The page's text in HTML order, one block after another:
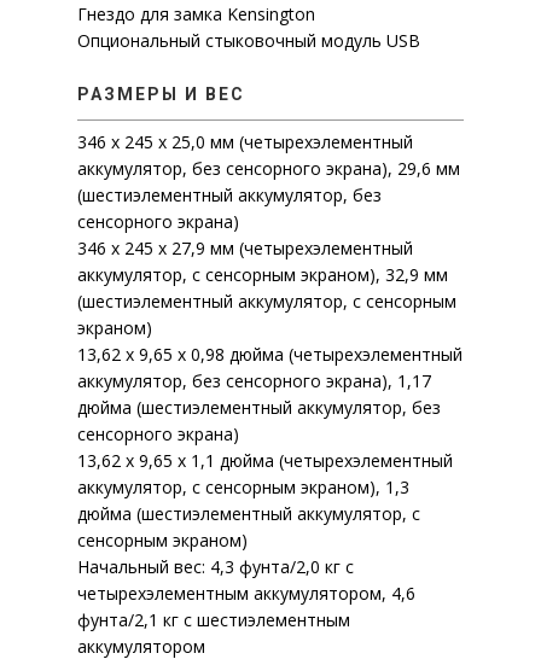
Гнездо для замка Kensington
Опциональный стыковочный модуль USB
РАЗМЕРЫ И ВЕС
346 x 245 x 25,0 мм (четырехэлементный
аккумулятор, без сенсорного экрана), 29,6 мм
(шестиэлементный аккумулятор, без
сенсорного экрана)
346 x 245 x 27,9 мм (четырехэлементный
аккумулятор, с сенсорным экраном), 32,9 мм
(шестиэлементный аккумулятор, с сенсорным
экраном)
13,62 x 9,65 x 0,98 дюйма (четырехэлементный
аккумулятор, без сенсорного экрана), 1,17
дюйма (шестиэлементный аккумулятор, без
сенсорного экрана)
13,62 x 9,65 x 1,1 дюйма (четырехэлементный
аккумулятор, с сенсорным экраном), 1,3
дюйма (шестиэлементный аккумулятор, с
сенсорным экраном)
Начальный вес: 4,3 фунта/2,0 кг с
четырехэлементным аккумулятором, 4,6
фунта/2,1 кг с шестиэлементным
аккумулятором